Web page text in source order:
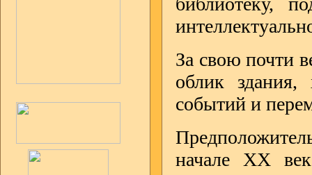
За свою почти
облик
событий и
начале XX